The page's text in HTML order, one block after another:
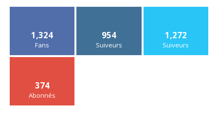
1,324
Fans
954
Suiveurs
1,272
Suiveurs
374
Abonnés